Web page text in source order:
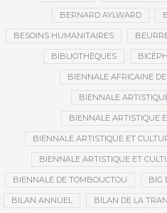
BERNARD AYLWARD
BESOINS HUMANITAIRES
BIBLIOTHÈQUES
BIENNALE AFRICAINE
BIENNALE
BIENNALE ARTISTIQUE
BIENNALE ARTISTIQUE ET
BIENNALE ARTISTIQUE ET
BIENNALE DE TOMBOUCTOU BIG
BILAN ANNUEL BILAN DE LA